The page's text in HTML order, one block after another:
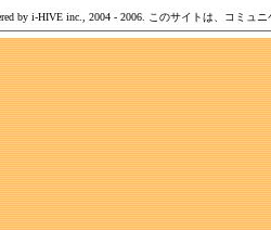
by i-HIVE inc., 2004 - 2006. このサイトは、コミュ